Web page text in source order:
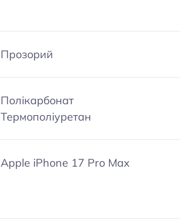
Прозорий
Полікарбонат
Термополіуретан
Apple iPhone 17 Pro Max